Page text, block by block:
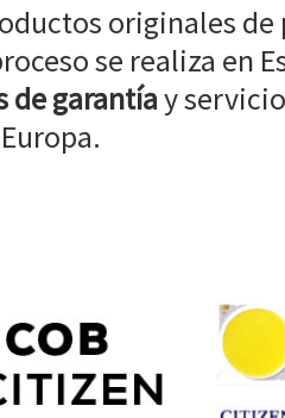
originales de
se realiza en
de garantíay